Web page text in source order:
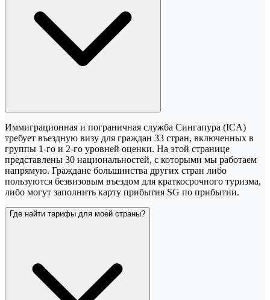
Иммиграционная и пограничная служба Сингапура (ICA)
требует въездную визу для граждан 33 стран, включенных в
группы 1-го и 2-го уровней оценки. На этой странице
представлены 30 национальностей, с которыми мы работаем
напрямую. Граждане большинства других стран либо
пользуются безвизовым въездом для краткосрочного туризма,
либо могут заполнить карту прибытия SG по прибытии.
Где найти тарифы для моей страны?